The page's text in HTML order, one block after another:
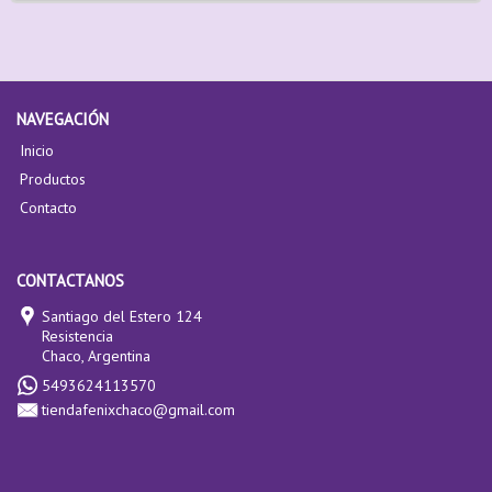
NAVEGACIÓN
Inicio
Productos
Contacto
CONTACTANOS
Santiago del Estero 124
Resistencia
Chaco, Argentina
5493624113570
tiendafenixchaco@gmail.com